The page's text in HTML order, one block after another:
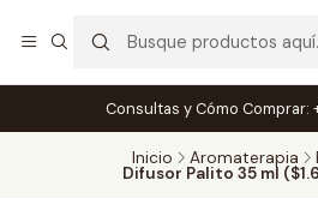
Consultas y Cómo Comprar:
Inicio Aromaterapia
Difusor Palito 35 ml